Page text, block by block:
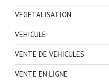
VEGETALISATION
VEHICULE
VENTE DE VEHICULES
VENTE EN LIGNE